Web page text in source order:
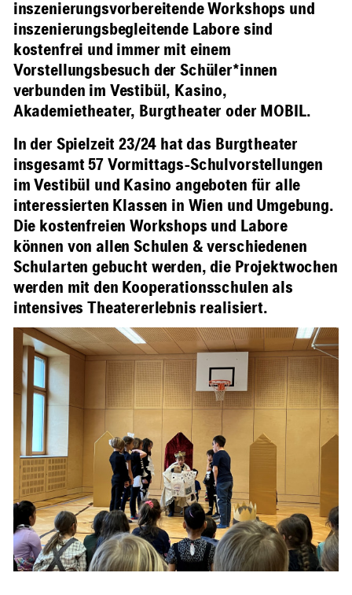
inszenierungsvorbereitende Workshops und
inszenierungsbegleitende Labore sind
kostenfrei und immer mit einem
Vorstellungsbesuch der Schüler*innen
verbunden im Vestibül, Kasino,
Akademietheater, Burgtheater oder MOBIL.
In der Spielzeit 23/24 hat das Burgtheater
insgesamt 57 Vormittags-Schulvorstellungen
im Vestibül und Kasino angeboten für alle
interessierten Klassen in Wien und Umgebung.
Die kostenfreien Workshops und Labore
können von allen Schulen & verschiedenen
Schularten gebucht werden, die Projektwochen
werden mit den Kooperationsschulen als
intensives Theatererlebnis realisiert.